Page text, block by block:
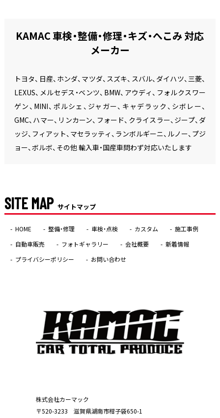
KAMAC 車検・整備・修理・キズ・へこみ 対応
メーカー
トヨタ、日産、ホンダ、マツダ、スズキ、スバル、ダイハツ、三菱、
LEXUS、メルセデス・ベンツ、BMW、アウディ、フォルクスワー
ゲン、MINI、ポルシェ、ジャガー、キャデラック、シボレー、
GMC、ハマー、リンカーン、フォード、クライスラー、ジープ、ダ
ッジ、フィアット、マセラッティ、ランボルギーニ、ルノー、プジ
ョー、ボルボ、その他 輸入車・国産車問わず対応いたします
SITE MAP サイトマップ
HOME 整備・修理 車検・点検 カスタム
施工事例
自動車販売
フォトギャラリー 会社概要
新着情報
プライバシーポリシー
お問い合わせ
株式会社カーマック
〒520-3233 滋賀県湖南市柑子袋650-1